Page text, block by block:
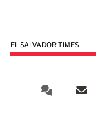
EL SALVADOR TIMES